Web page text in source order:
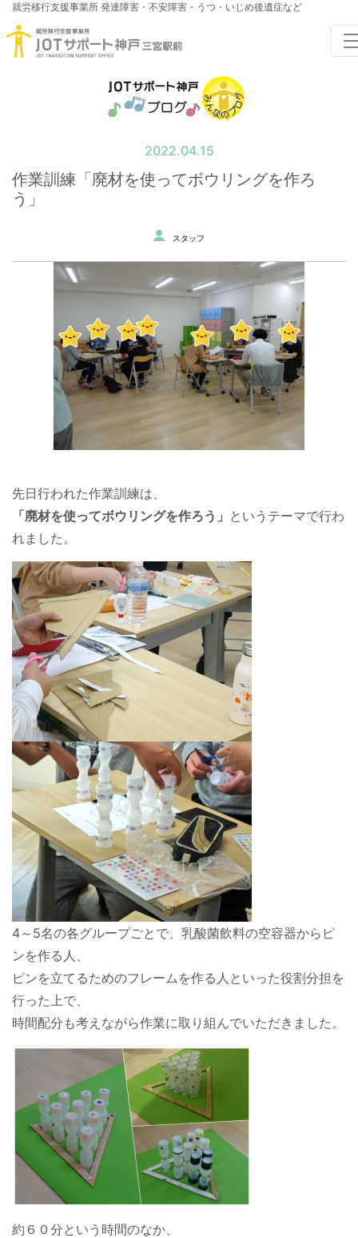
就労移行支援事業所 発達障害・不安障害・うつ・いじめ後遺症など
2022.04.15
作業訓練「廃材を使ってボウリングを作ろ
う」
スタッフ
先日行われた作業訓練は、
「廃材を使ってボウリングを作ろう」 というテーマで行わ
れました。
4～5名の各グループごとで、乳酸菌飲料の空容器からピ
ンを作る人、
ピンを立てるためのフレームを作る人といった役割分担を
行った上で、
時間配分も考えながら作業に取り組んでいただきました。
約６０分という時間のなか、